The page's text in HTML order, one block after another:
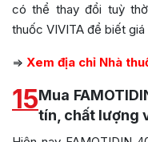
có thể thay đổi tuỳ
thuốc VIVITA để biết giá
=> Xem địa chỉ Nhà
15Mua
tín, chất lượng